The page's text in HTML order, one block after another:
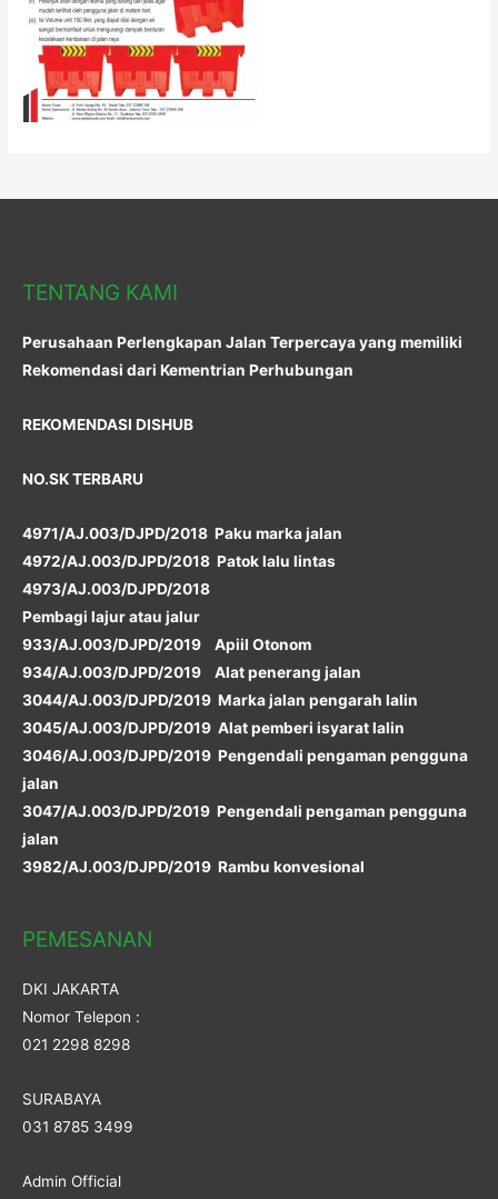
TENTANG KAMI
Perusahaan Perlengkapan Jalan Terpercaya yang memiliki
Rekomendasi dari Kementrian Perhubungan
REKOMENDASI DISHUB
NO.SK TERBARU
4971/AJ.003/DJPD/2018 Paku marka jalan
4972/AJ.003/DJPD/2018 Patok lalu lintas
4973/AJ.003/DJPD/2018
Pembagi lajur atau jalur
933/AJ.003/DJPD/2019 Apiil Otonom
934/AJ.003/DJPD/2019 Alat penerang jalan
3044/AJ.003/DJPD/2019 Marka jalan pengarah lalin
3045/AJ.003/DJPD/2019 Alat pemberi isyarat lalin
3046/AJ.003/DJPD/2019 Pengendali pengaman pengguna
jalan
3047/AJ.003/DJPD/2019 Pengendali pengaman pengguna
jalan
3982/AJ.003/DJPD/2019 Rambu konvesional
PEMESANAN
DKI JAKARTA
Nomor Telepon :
021 2298 8298
SURABAYA
031 8785 3499
Admin Official